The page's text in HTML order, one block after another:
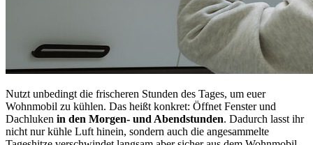
Nutzt unbedingt die frischeren Stunden des Tages, um euer
Wohnmobil zu kühlen. Das heißt konkret: Öffnet Fenster und
Dachluken in den Morgen- und Abendstunden. Dadurch lasst ihr
nicht nur kühle Luft hinein, sondern auch die angesammelte